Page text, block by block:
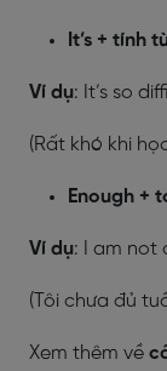
It’s + tính
Ví dụ: It’s so
(Rất khó khi
Enough +
Ví dụ: I am not
(Tôi chưa đủ
Xem thêm về